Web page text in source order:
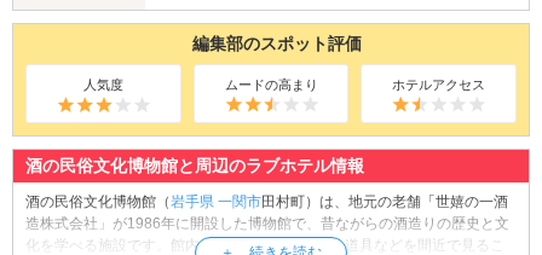
編集部のスポット評価
人気度 ムードの高まり ホテルアクセス
酒の民俗文化博物館と周辺のラブホテル情報
酒の民俗文化博物館（岩手県 一関市田村町）は、地元の老舗「世嬉の一酒
造株式会社」が1986年に開設した博物館で、昔ながらの酒造りの歴史と文
化を学べる施設です。館内では杜氏の部屋や酒造道具などを間近で見るこ